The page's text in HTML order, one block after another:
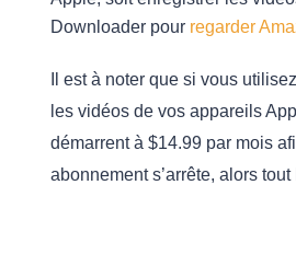
Downloader pour regarder
Il est à noter que si vous
les vidéos de vos appareils
démarrent à $14.99 par mois
abonnement s’arrête, alors